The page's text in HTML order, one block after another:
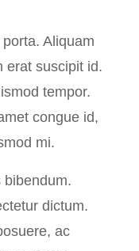
Aliquam
erat suscipit id.
tempor.
congue id,
mi.
bibendum.
dictum.
ac